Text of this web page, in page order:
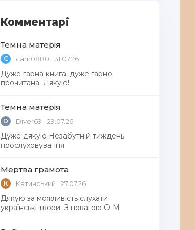
Комментарі
Темна матерія
C cam0880 31.07.26
Дуже гарна книга, дуже гарно
прочитана. Дякую!
Темна матерія
D Diver69 29.07.26
Дуже дякую Незабутній тиждень
прослуховування
Мертва грамота
К Катинський 27.07.26
Дякую за можливість слухати
українські твори. З повагою О-М